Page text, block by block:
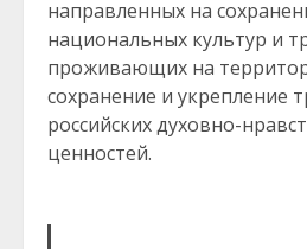
направленных на
национальных культур и
проживающих на
сохранение и укрепление
российских духовно-
ценностей.